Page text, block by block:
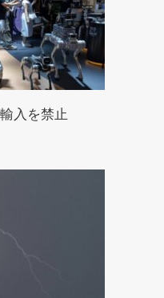
入を禁止